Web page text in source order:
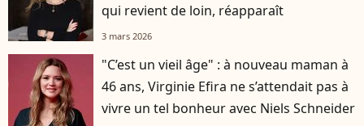
qui revient de loin, réapparaît
3 mars 2026
"C’est un vieil âge" : à nouveau maman à
46 ans, Virginie Efira ne s’attendait pas à
vivre un tel bonheur avec Niels Schneider